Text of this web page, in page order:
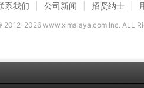
系我们 公司新闻 招贤纳士
2012-2026www.ximalaya.com lnc. ALL